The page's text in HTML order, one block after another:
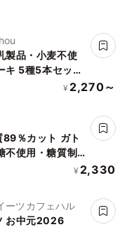
製品・小麦不使
キ 5種5本セット
》《ロースイー
¥ 2,270～
％カット ガト
不使用・糖質制
¥ 2,330
ーツカフェハル
匠の技の焼きドーナツ お中元2026